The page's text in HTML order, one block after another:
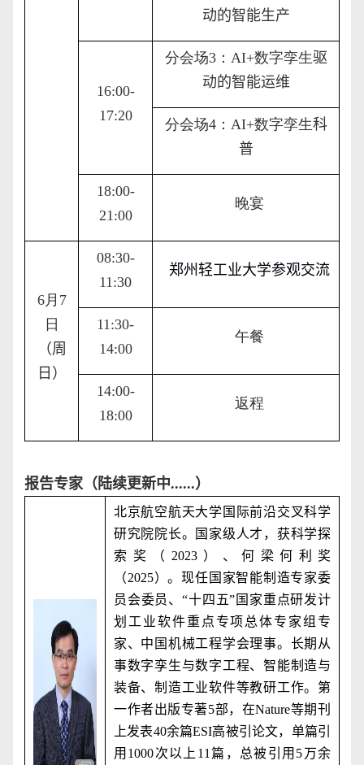
动的智能生产
16:00-
17:20
分会场3： AI+数字孪生驱
动的智能运维
分会场4： AI+数字孪生科
普
18:00-
21 :00
晚宴
6月 7
日
（周
日 ）
08:30-
11:30
郑州轻工业大学参观交流
11:30-
14:00
午餐
14:00-
18:00
返程
报告专家（陆续更新中......）
北京航空航天大学国际前沿交叉科学
研究院院长。国家级人才，获科学探
索奖（ 2023）、何梁何利奖
（2025）。现任国家智能制造专家委
员会委员、“十四五”国家重点研发计
划工业软件重点专项总体专家组专
家、中国机械工程学会理事。长期从
事数字孪生与数字工程、智能制造与
装备、制造工业软件等教研工作。第
一作者出版专著5部，在Nature等期刊
上发表40余篇ESI高被引论文，单篇引
用 1000次以上 11 篇，总被引用 5万余